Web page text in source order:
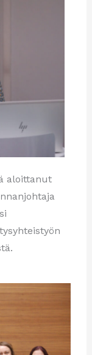
aloittanut